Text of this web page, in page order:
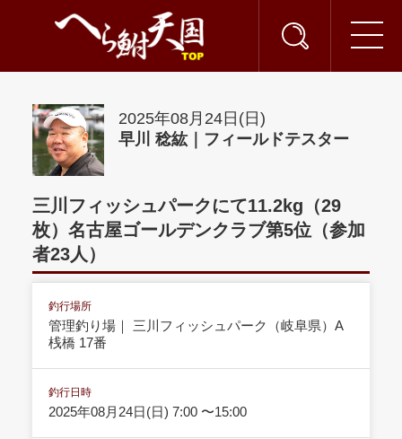
2025年08月24日(日)
早川 稔紘｜フィールドテスター
三川フィッシュパークにて11.2kg（29
枚）名古屋ゴールデンクラブ第5位（参加
者23人）
釣行場所
管理釣り場｜ 三川フィッシュパーク（岐阜県）A
桟橋 17番
釣行日時
2025年08月24日(日) 7:00 〜15:00